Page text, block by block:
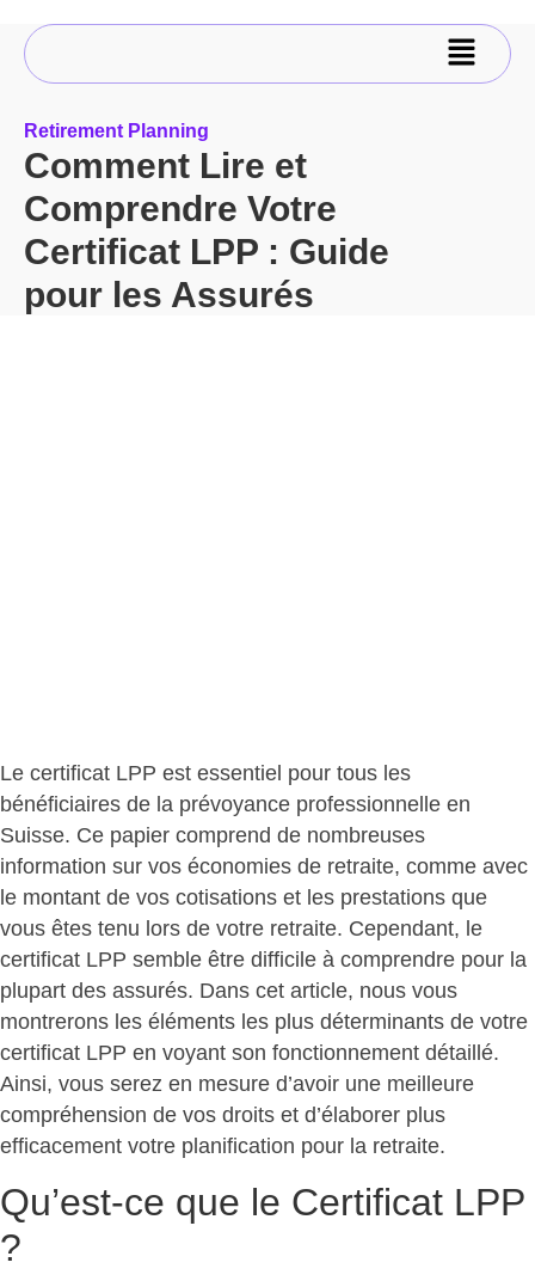
Retirement Planning
Comment Lire et
Comprendre Votre
Certificat LPP : Guide
pour les Assurés
Le certificat LPP est essentiel pour tous les
bénéficiaires de la prévoyance professionnelle en
Suisse. Ce papier comprend de nombreuses
information sur vos économies de retraite, comme avec
le montant de vos cotisations et les prestations que
vous êtes tenu lors de votre retraite. Cependant, le
certificat LPP semble être difficile à comprendre pour la
plupart des assurés. Dans cet article, nous vous
montrerons les éléments les plus déterminants de votre
certificat LPP en voyant son fonctionnement détaillé.
Ainsi, vous serez en mesure d’avoir une meilleure
compréhension de vos droits et d’élaborer plus
efficacement votre planification pour la retraite.
Qu’est-ce que le Certificat LPP
?